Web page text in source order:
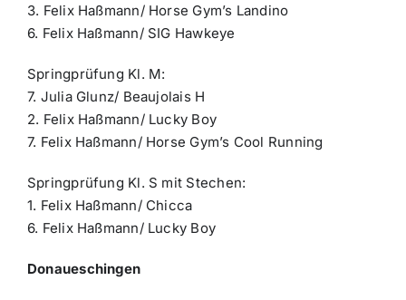
3. Felix Haßmann/ Horse Gym’s Landino
6. Felix Haßmann/ SIG Hawkeye
Springprüfung Kl. M:
7. Julia Glunz/ Beaujolais H
2. Felix Haßmann/ Lucky Boy
7. Felix Haßmann/ Horse Gym’s Cool Running
Springprüfung Kl. S mit Stechen:
1. Felix Haßmann/ Chicca
6. Felix Haßmann/ Lucky Boy
Donaueschingen